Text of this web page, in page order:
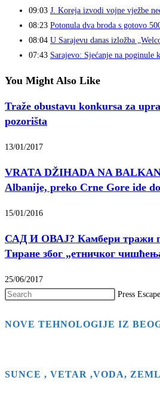
09:03 J. Koreja izvodi vojne vježbe
08:23 Potonula dva broda s gotovo
08:04 U Sarajevu danas izložba
07:43 Sarajevo: Sjećanje na poginule
You Might Also Like
Traže obustavu konkursa za
pozorišta
13/01/2017
VRATA DŽIHADA NA
Albanije, preko Crne Gore ide
15/01/2016
САД И ОВАЈ? Камбери тражи
Тиране због „етничког
25/06/2017
Press
NOVE TEHNOLOGIJE IZ
SUNCE , VETAR ,VODA,